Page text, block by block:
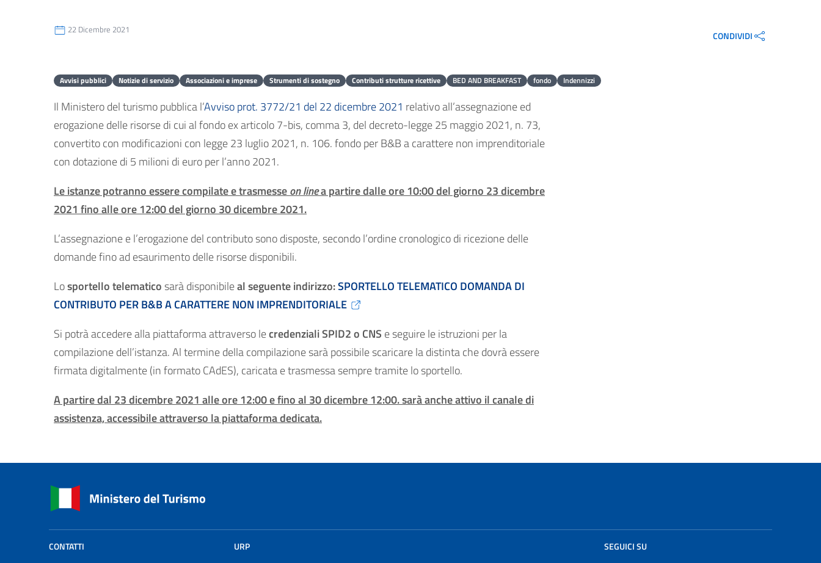
22 Dicembre 2021
CONDIVIDI
Avvisi pubblici Notizie di servizio Associazioni e imprese Strumenti di sostegno Contributi strutture ricettive BED AND BREAKFAST fondo Indennizzi
Il Ministero del turismo pubblica l’Avviso prot. 3772/21 del 22 dicembre 2021 relativo all’assegnazione ed
erogazione delle risorse di cui al fondo ex articolo 7-bis, comma 3, del decreto-legge 25 maggio 2021, n. 73,
convertito con modificazioni con legge 23 luglio 2021, n. 106. fondo per B&B a carattere non imprenditoriale
con dotazione di 5 milioni di euro per l’anno 2021.
Le istanze potranno essere compilate e trasmesseon linea partire dalle ore 10:00 del giorno 23 dicembre
2021 fino alle ore 12:00 del giorno 30 dicembre 2021.
L’assegnazione e l’erogazione del contributo sono disposte, secondo l’ordine cronologico di ricezione delle
domande fino ad esaurimento delle risorse disponibili.
Losportello telematico sarà disponibileal seguente indirizzo:SPORTELLO TELEMATICO DOMANDA DI
CONTRIBUTO PER B&B A CARATTERE NON IMPRENDITORIALE
Si potrà accedere alla piattaforma attraverso lecredenziali SPID2 o CNS e seguire le istruzioni per la
compilazione dell’istanza. Al termine della compilazione sarà possibile scaricare la distinta che dovrà essere
firmata digitalmente (in formato CAdES), caricata e trasmessa sempre tramite lo sportello.
A partire dal 23 dicembre 2021 alle ore 12:00 e fino al 30 dicembre 12:00. sarà anche attivo il canale di
assistenza, accessibile attraverso la piattaforma dedicata.
CONTATTI URP SEGUICI SU